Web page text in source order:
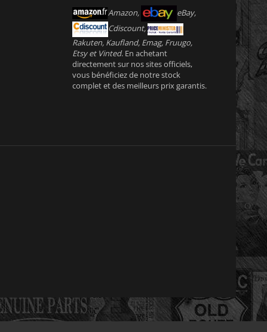
Amazon,
eBay,
Cdiscount,
Rakuten, Kaufland, Emag, Fruugo,
Etsy et Vinted. En achetant
directement sur nos sites officiels,
vous bénéficiez de notre stock
complet et des meilleurs prix garantis.